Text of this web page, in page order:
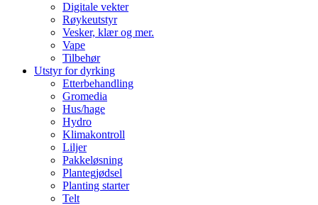
Digitale vekter
Røykeutstyr
Vesker, klær og mer.
Vape
Tilbehør
Utstyr for dyrking
Etterbehandling
Gromedia
Hus/hage
Hydro
Klimakontroll
Liljer
Pakkeløsning
Plantegjødsel
Planting starter
Telt